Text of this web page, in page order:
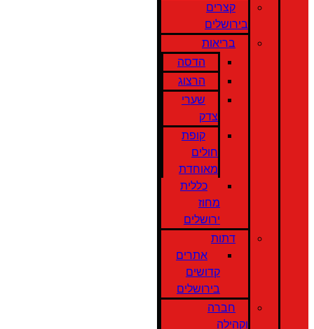
קצרים
בירושלים
בריאות
הדסה
הרצוג
שערי
צדק
קופת
חולים
מאוחדת
כללית
מחוז
ירושלים
דתות
אתרים
קדושים
בירושלים
חברה
וקהילה